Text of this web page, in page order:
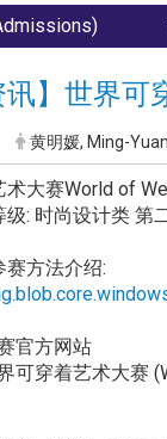
讯】世界可
黄明媛, Ming-
大赛World of
: 时尚设计类 第
方法介绍:
官方网站
可穿着艺术大赛